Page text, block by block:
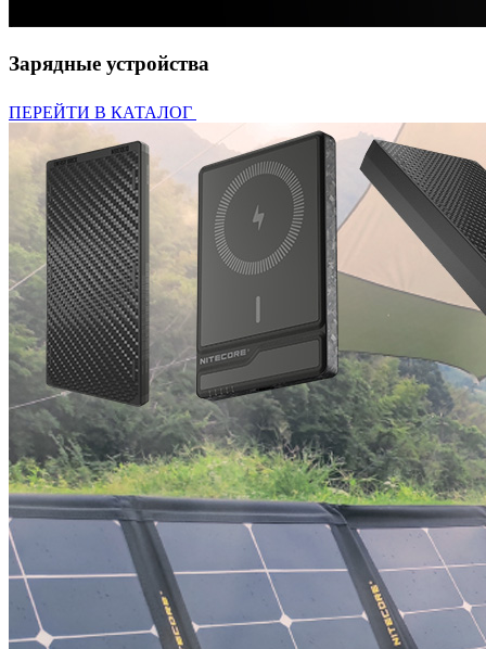
Зарядные устройства
ПЕРЕЙТИ В КАТАЛОГ